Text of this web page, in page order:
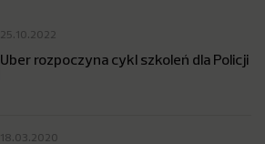
25.10.2022
Uber rozpoczyna cykl szkoleń dla Policji
18.03.2020